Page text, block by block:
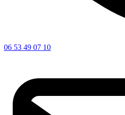
06 53 49 07 10